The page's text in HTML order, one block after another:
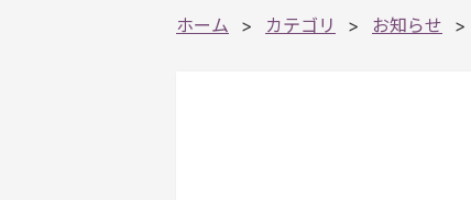
ホーム カテゴリ お知らせ